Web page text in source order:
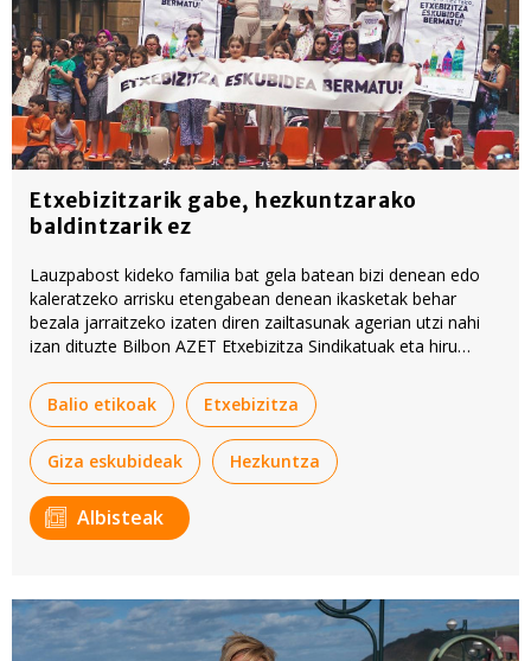
Etxebizitzarik gabe, hezkuntzarako
baldintzarik ez
Lauzpabost kideko familia bat gela batean bizi denean edo
kaleratzeko arrisku etengabean denean ikasketak behar
bezala jarraitzeko izaten diren zailtasunak agerian utzi nahi
izan dituzte Bilbon AZET Etxebizitza Sindikatuak eta hiru
Balio etikoak
Etxebizitza
Giza eskubideak Hezkuntza
Albisteak